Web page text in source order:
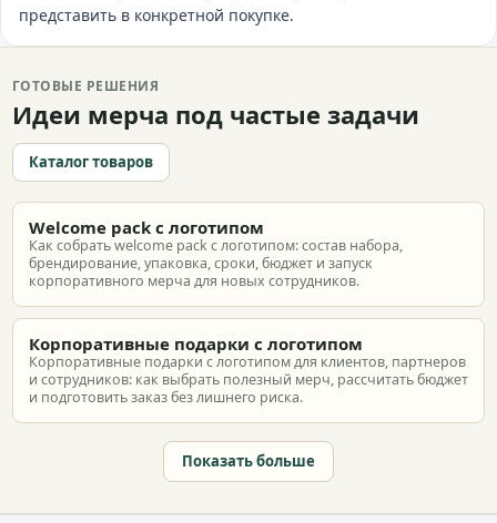
представить в конкретной покупке.
ГОТОВЫЕ РЕШЕНИЯ
Идеи мерча под частые задачи
Каталог товаров
Welcome pack с логотипом
Как собрать welcome pack с логотипом: состав набора,
брендирование, упаковка, сроки, бюджет и запуск
корпоративного мерча для новых сотрудников.
Корпоративные подарки с логотипом
Корпоративные подарки с логотипом для клиентов, партнеров
и сотрудников: как выбрать полезный мерч, рассчитать бюджет
и подготовить заказ без лишнего риска.
Показать больше